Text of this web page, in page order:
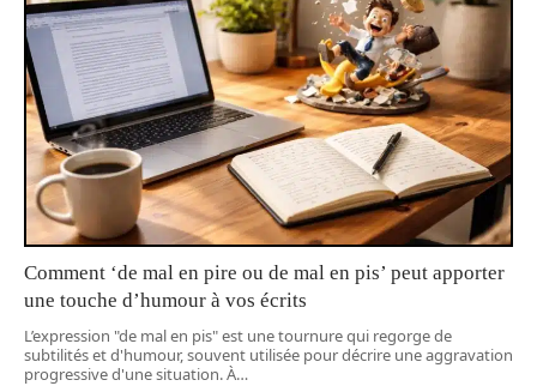
Comment ‘de mal en pire ou de mal en pis’ peut apporter
une touche d’humour à vos écrits
L’expression "de mal en pis" est une tournure qui regorge de
subtilités et d'humour, souvent utilisée pour décrire une aggravation
progressive d'une situation. À…